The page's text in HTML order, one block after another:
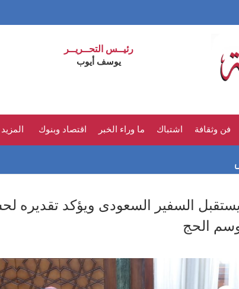
رئيــس التحــريــر
يوسف أيوب
فن وثقافة اشتباك ما وراء الخبر اقتصاد وبنوك المزيد
السفير السعودى ويؤكد تقديره
الحج